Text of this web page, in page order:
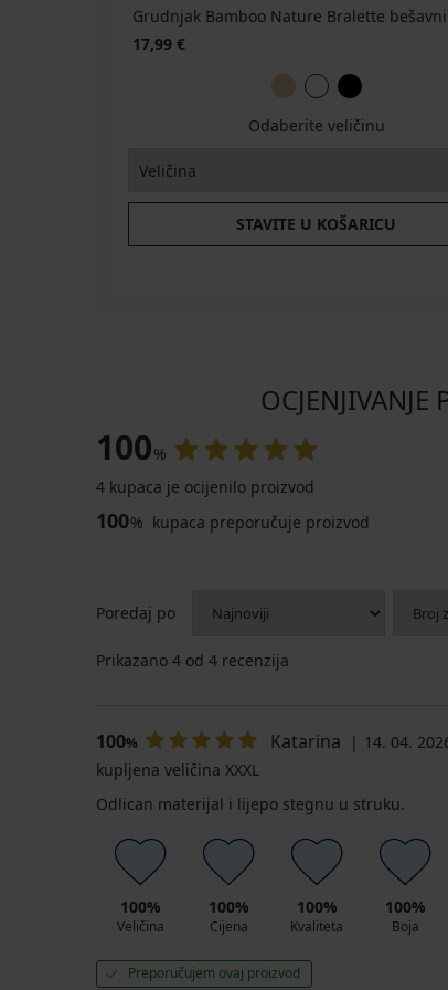
GRATIS
Grudnjak Bamboo Nature Bralette bešavni
17,99 €
Odaberite veličinu
STAVITE U KOŠARICU
100%
4 kupaca je ocijenilo proizvod
100% kupaca preporučuje proizvod
Poredaj po
Prikazano 4 od 4 recenzija
100% Katarina 14. 04.
kupljena veličina XXXL
Odlican materijal i lijepo stegnu u struku.
100%
Veličina
100%
Cijena
100%
Kvaliteta
100%
Boja
Preporučujem ovaj proizvod